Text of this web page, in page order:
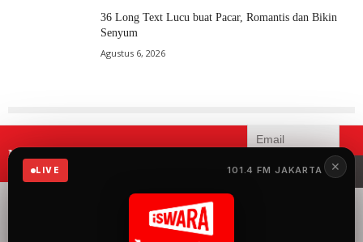
✕
LIVE 101.4 FM JAKARTA
36 Long Text Lucu buat Pacar, Romantis dan Bikin
Senyum
Agustus 6, 2026
Mau menerima informasi terbaru
iSWARA?
merupakan radio yang